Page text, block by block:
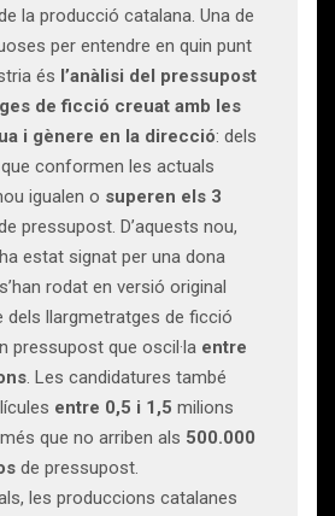
la producció catalana. Una de
per entendre en quin punt
és l’anàlisi del pressupost
de ficció creuat amb les
i gènere en la direcció: dels
conformen les actuals
igualen o superen els 3
pressupost. D’aquests nou,
estat signat per una dona
rodat en versió original
dels llargmetratges de ficció
pressupost que oscil·la entre
. Les candidatures també
entre 0,5 i 1,5 milions
que no arriben als 500.000
de pressupost.
les produccions catalanes